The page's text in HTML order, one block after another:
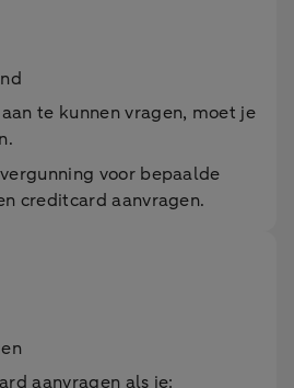
te kunnen vragen, moet je
voor bepaalde
creditcard aanvragen.
aanvragen als je: